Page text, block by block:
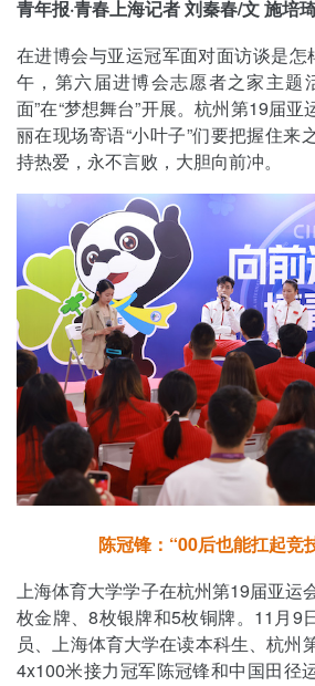
青年报·青春上海记者 刘秦春/文 施培
在进博会与亚运冠军面对面访谈是
午，第六届进博会志愿者之家主题
面”在“梦想舞台”开展。杭州第19届
丽在现场寄语“小叶子”们要把握住来
持热爱，永不言败，大胆向前冲。
陈冠锋：“00后也能扛起竞
上海体育大学学子在杭州第19届亚运
枚金牌、8枚银牌和5枚铜牌。11月9
员、上海体育大学在读本科生、杭州
4x100米接力冠军陈冠锋和中国田径